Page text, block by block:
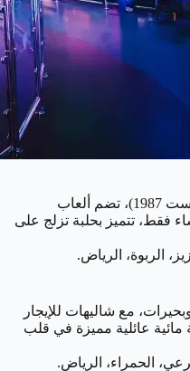
من أقدم مدن الملاهي بالرياض (تأسست 1987)، تضم ألعاب
فقط، تتميز بحلبة تزلج على
الربوة، الرياض.
مع شاليهات للإيجار
مائية عائلية مميزة في قلب
الحمراء، الرياض.